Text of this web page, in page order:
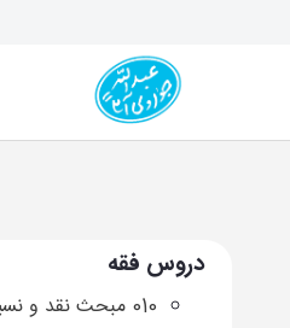
دروس فقه
010 مبحث نقد و نسیه